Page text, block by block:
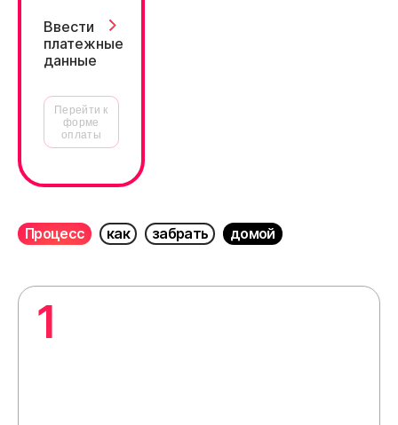
Ввести
платежные
данные
Перейти к
форме
оплаты
Процесс как забрать домой
1